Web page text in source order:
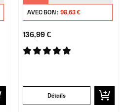
AVEC BON : 98,63 €
136,99 €
Détails